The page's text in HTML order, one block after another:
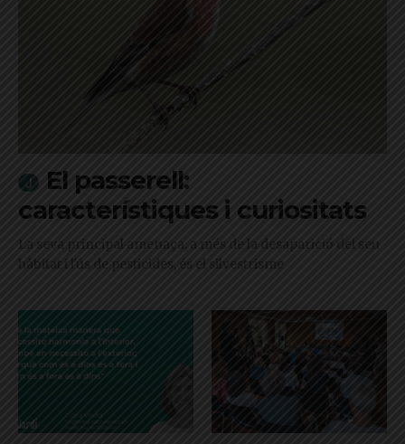
El passerell:
característiques i curiositats
La seva principal amenaça, a més de la desaparició del seu
hàbitat i l'ús de pesticides, és el silvestrisme